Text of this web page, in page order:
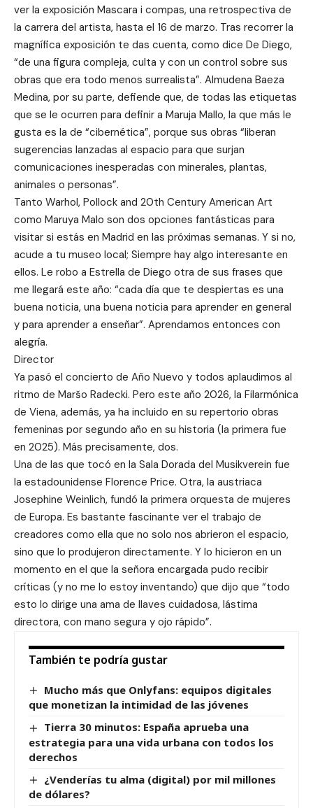
ver la exposición Mascara i compas, una retrospectiva de
la carrera del artista, hasta el 16 de marzo. Tras recorrer la
magnífica exposición te das cuenta, como dice De Diego,
“de una figura compleja, culta y con un control sobre sus
obras que era todo menos surrealista”. Almudena Baeza
Medina, por su parte, defiende que, de todas las etiquetas
que se le ocurren para definir a Maruja Mallo, la que más le
gusta es la de “cibernética”, porque sus obras “liberan
sugerencias lanzadas al espacio para que surjan
comunicaciones inesperadas con minerales, plantas,
animales o personas”.
Tanto Warhol, Pollock and 20th Century American Art
como Maruya Malo son dos opciones fantásticas para
visitar si estás en Madrid en las próximas semanas. Y si no,
acude a tu museo local; Siempre hay algo interesante en
ellos. Le robo a Estrella de Diego otra de sus frases que
me llegará este año: “cada día que te despiertas es una
buena noticia, una buena noticia para aprender en general
y para aprender a enseñar”. Aprendamos entonces con
alegría.
Director
Ya pasó el concierto de Año Nuevo y todos aplaudimos al
ritmo de Maršo Radecki. Pero este año 2026, la Filarmónica
de Viena, además, ya ha incluido en su repertorio obras
femeninas por segundo año en su historia (la primera fue
en 2025). Más precisamente, dos.
Una de las que tocó en la Sala Dorada del Musikverein fue
la estadounidense Florence Price. Otra, la austriaca
Josephine Weinlich, fundó la primera orquesta de mujeres
de Europa. Es bastante fascinante ver el trabajo de
creadores como ella que no solo nos abrieron el espacio,
sino que lo produjeron directamente. Y lo hicieron en un
momento en el que la señora encargada pudo recibir
críticas (y no me lo estoy inventando) que dijo que “todo
esto lo dirige una ama de llaves cuidadosa, lástima
directora, con mano segura y ojo rápido”.
También te podría gustar
Mucho más que Onlyfans: equipos digitales
que monetizan la intimidad de las jóvenes
Tierra 30 minutos: España aprueba una
estrategia para una vida urbana con todos los
derechos
¿Venderías tu alma (digital) por mil millones
de dólares?